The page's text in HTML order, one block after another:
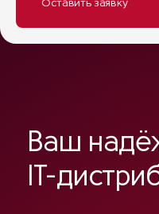
Ваш
IT-